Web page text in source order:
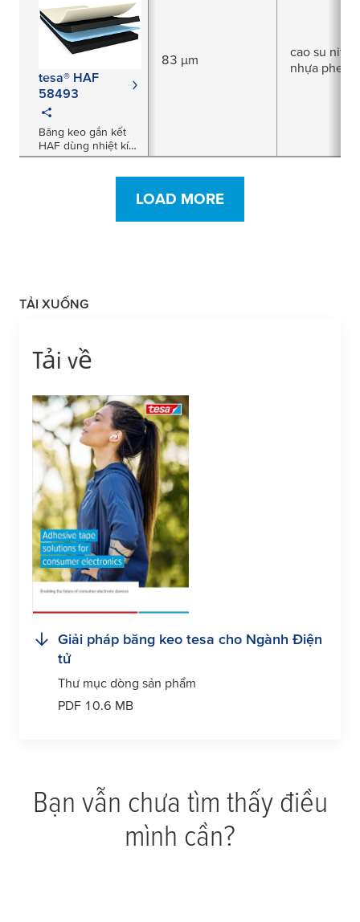
tesa® HAF
58493
Băng keo gắn kết
HAF dùng nhiệt kích
hoạt màu đen hai
83 µm
cao su
nhựa
LOAD MORE
TẢI XUỐNG
Tải về
Giải pháp băng keo tesa cho Ngành Điện
tử
Thư mục dòng sản phẩm
PDF 10.6 MB
Bạn vẫn chưa tìm thấy điều
mình cần?